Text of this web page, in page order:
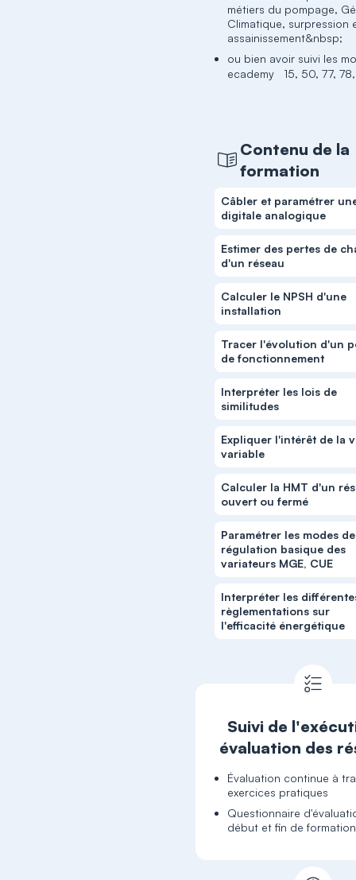
métiers du pompage,
Climatique, surpression
assainissement&nbsp;
ou bien avoir suivi les
ecademy 15, 50, 77, 78,
Contenu de la
formation
Câbler et paramétrer
digitale analogique
Estimer des pertes de
d'un réseau
Calculer le NPSH d'une
installation
Tracer l'évolution d'un
de fonctionnement
Interpréter les lois de
similitudes
Expliquer l'intérêt de la
variable
Calculer la HMT d'un
ouvert ou fermé
Paramétrer les modes de
régulation basique des
variateurs MGE, CUE
Interpréter les
règlementations sur
l'efficacité énergétique
Suivi de
évaluation des
Évaluation continue à
exercices pratiques
Questionnaire
début et fin de formation